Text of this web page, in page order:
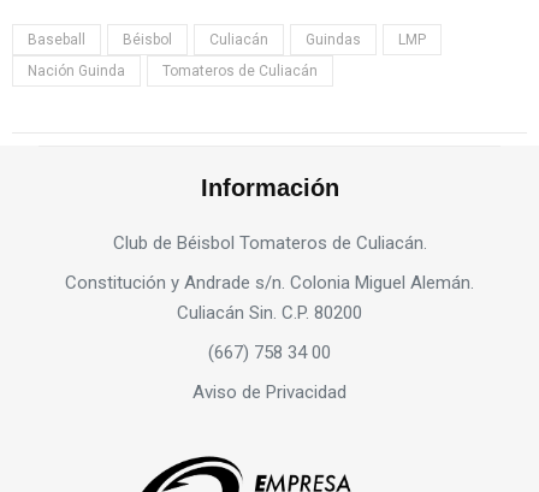
Baseball Béisbol Culiacán Guindas
LMP
Nación Guinda
Tomateros de Culiacán
Información
Club de Béisbol Tomateros de Culiacán.
Constitución y Andrade s/n. Colonia Miguel Alemán.
Culiacán Sin. C.P. 80200
(667) 758 34 00
Aviso de Privacidad